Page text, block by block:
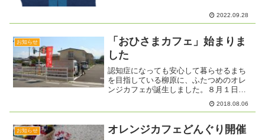
2022.09.28
お知らせ
「おひさまカフェ」始まりま
した
認知症になっても安心して暮らせるまち
を目指している柳原に、ふたつめのオレ
ンジカフェが誕生しました。８月１日
「おひさまカフェ」が１０時にオープン
しました。今年４月に、新しく開設され
かほーむ柳原”の地域交流...
2018.08.06
お知らせ オレンジカフェどんぐり開催